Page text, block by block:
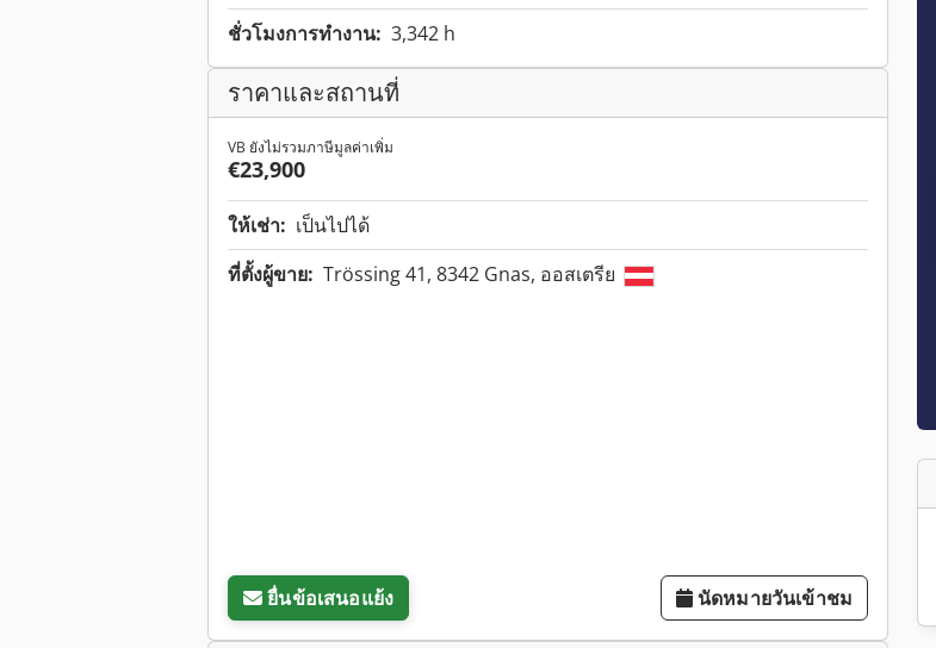
ชั่วโมงการทำงาน: 3,342 h
ราคาและสถานที่
VB ยังไม่รวมภาษีมูลค่าเพิ่ม
€23,900
ให้เช่า: เป็นไปได้
ที่ตั้งผู้ขาย: Trössing 41, 8342 Gnas, ออสเตรีย
ยื่นข้อเสนอแย้ง นัดหมายวันเข้าชม